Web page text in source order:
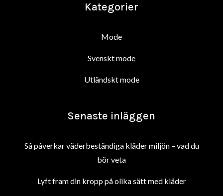
Kategorier
Mode
Svenskt mode
Utländskt mode
Senaste inläggen
Så påverkar väderbeständiga kläder miljön – vad du
bör veta
Lyft fram din kropp på olika sätt med kläder